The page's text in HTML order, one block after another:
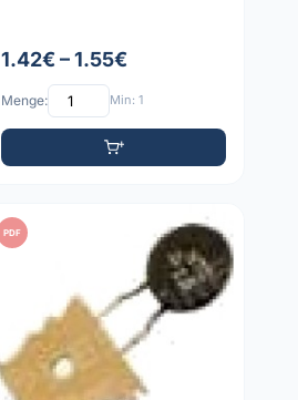
1.42€ – 1.55€
Menge: Min: 1
PDF